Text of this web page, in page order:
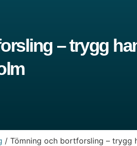
– trygg
/ Tömning och bortforsling – trygg